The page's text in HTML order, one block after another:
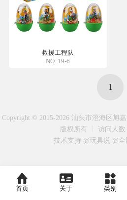
首页 关于 类别
救援工程队
NO. 19-6
1
Copyright © 2015-2026 汕头市澄海区旭
版权所有
访问人数
技术支持 @玩具说 @